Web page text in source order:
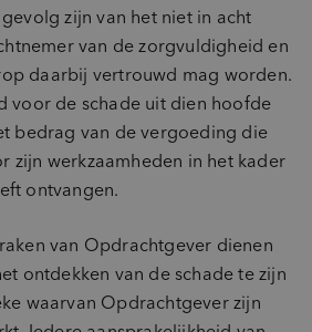
zijn van het niet in acht
van de zorgvuldigheid en
daarbij vertrouwd mag worden.
voor de schade uit dien hoofde
bedrag van de vergoeding die
zijn werkzaamheden in het kader
ontvangen.
van Opdrachtgever dienen
ontdekken van de schade te zijn
waarvan Opdrachtgever zijn